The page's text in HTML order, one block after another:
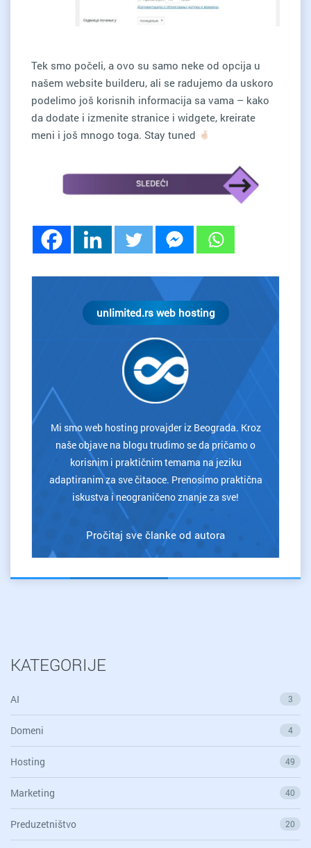
Tek smo počeli, a ovo su samo neke od opcija u
našem website builderu, ali se radujemo da uskoro
podelimo još korisnih informacija sa vama – kako
da dodate i izmenite stranice i widgete, kreirate
meni i još mnogo toga. Stay tuned
unlimited.rs web hosting
Mi smo web hosting provajder iz Beograda. Kroz
naše objave na blogu trudimo se da pričamo o
korisnim i praktičnim temama na jeziku
adaptiranim za sve čitaoce. Prenosimo praktična
iskustva i neograničeno znanje za sve!
Pročitaj sve članke od autora
KATEGORIJE
AI 3
Domeni 4
Hosting 49
Marketing 40
Preduzetništvo 20